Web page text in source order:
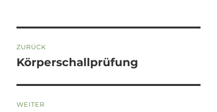
ZURÜCK
Vorheriger
Körperschallprüfung
WEITER